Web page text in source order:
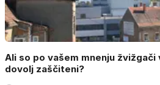
Ali so po vašem mnenju
dovolj zaščiteni?